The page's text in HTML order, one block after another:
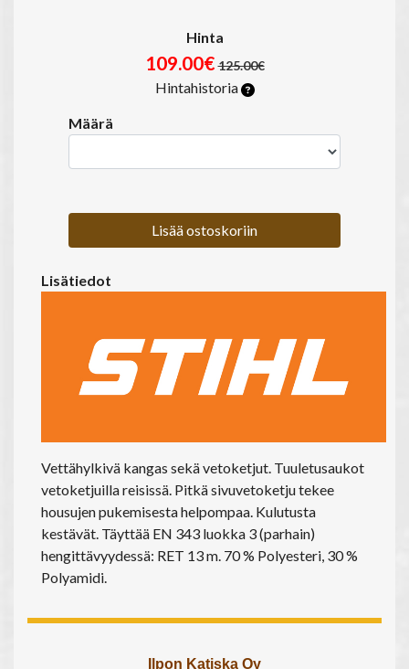
Hinta
109.00€ 125.00€
Hintahistoria
Määrä
Lisää ostoskoriin
Lisätiedot
Vettähylkivä kangas sekä vetoketjut. Tuuletusaukot
vetoketjuilla reisissä. Pitkä sivuvetoketju tekee
housujen pukemisesta helpompaa. Kulutusta
kestävät. Täyttää EN 343 luokka 3 (parhain)
hengittävyydessä: RET 13 m. 70 % Polyesteri, 30 %
Polyamidi.
Ilpon Katiska Oy